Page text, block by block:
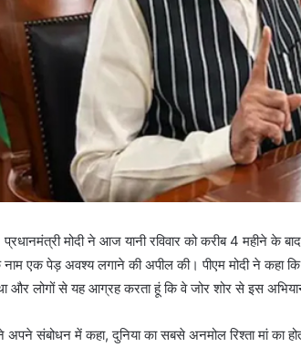
प्रधानमंत्री मोदी ने आज यानी रविवार को करीब 4 महीने के
एक पेड़ अवश्य लगाने की अपील की। पीएम मोदी ने कहा कि
और लोगों से यह आग्रह करता हूं कि वे जोर शोर से इस
ने अपने संबोधन में कहा, दुनिया का सबसे अनमोल रिश्ता मां का